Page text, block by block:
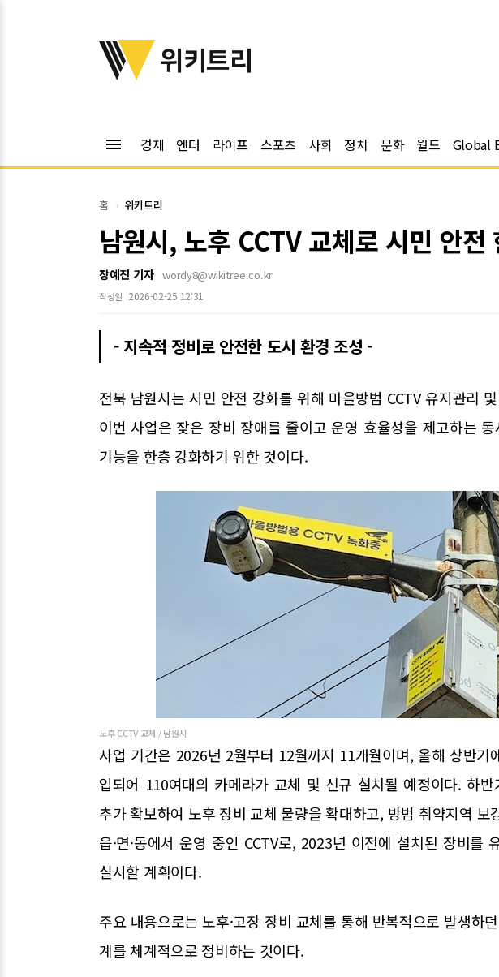
위키트리
위키트리
menu 경제 엔터 라이프 스포츠 사회 정치 문화 월드 Global
홈 위키트리
남원시, 노후 CCTV 교체로 시민 안전
장예진 기자 wordy8@wikitree.co.kr
작성일 2026-02-25 12:31
- 지속적 정비로 안전한 도시 환경 조성 -
전북 남원시는 시민 안전 강화를 위해 마을방범 CCTV 유지관리
이번 사업은 잦은 장비 장애를 줄이고 운영 효율성을 제고하는
기능을 한층 강화하기 위한 것이다.
노후 CCTV 교체 / 남원시
사업 기간은 2026년 2월부터 12월까지 11개월이며, 올해 상반
입되어 110여대의 카메라가 교체 및 신규 설치될 예정이다. 하
추가 확보하여 노후 장비 교체 물량을 확대하고, 방범 취약지역 보
읍·면·동에서 운영 중인 CCTV로, 2023년 이전에 설치된 장비를
실시할 계획이다.
주요 내용으로는 노후·고장 장비 교체를 통해 반복적으로 발생하
계를 체계적으로 정비하는 것이다.